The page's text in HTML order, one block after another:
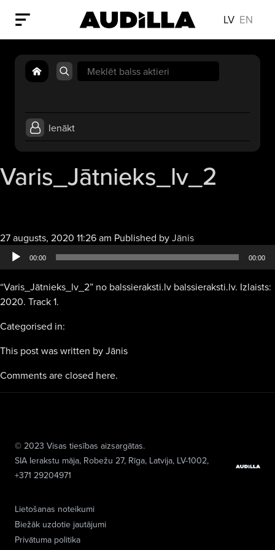
LV EN
Search
for:
Ienākt
Varis_Jātnieks_lv_2
27 augusts, 2020 11:26 am Published byJānisAudio
atskaņotājs
00:00 00:00
“Varis_Jātnieks_lv_2” no balssieraksti.lv balssieraksti.lv. Izlaists:
2020. Track 1.
Categorised in:
This post was written by Jānis
Comments are closed here.
Lietošanas noteikumi
Biežāk uzdotie jautājumi
Privātuma politika
© 2023 Visas tiesības aizsargātas.
SIA Ierakstu māja, Robežu 27, Rīga, Latvija, LV-1002,
+371 29204971